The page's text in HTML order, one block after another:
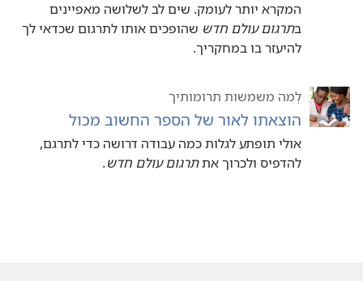
המקרא יותר לעומק.‏ שים לב לשלושה מאפיינים
בתרגום עולם חדש שהופכים אותו לתרגום שכדאי לך
להיעזר בו במחקריך.‏
לְמה משמשות תרומותיך
הוצאתו לאור של הספר החשוב מכול
אולי תופתע לגלות כמה עבודה דרושה כדי לתרגם,‏
להדפיס ולכרוך אתתרגום עולם חדש.‏